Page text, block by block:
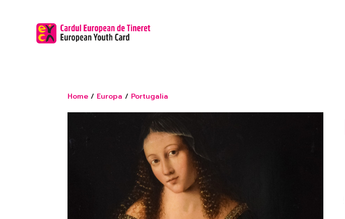
Home / Europa / Portugalia